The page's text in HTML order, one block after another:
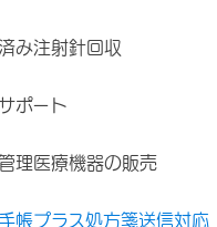
み注射針回収
ポート
理医療機器の販売
帳プラス処方箋送信対応